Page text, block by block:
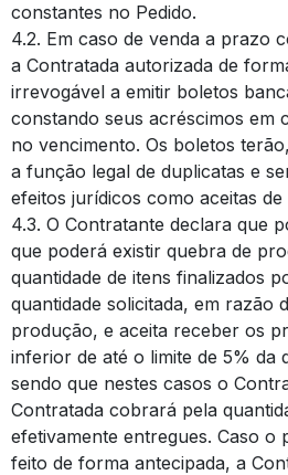
constantes no Pedido.
4.2. Em caso de venda a prazo
a Contratada autorizada de
irrevogável a emitir boletos
constando seus acréscimos em
no vencimento. Os boletos
a função legal de duplicatas e
efeitos jurídicos como aceitas
4.3. O Contratante declara que
que poderá existir quebra de
quantidade de itens finalizados
quantidade solicitada, em razão
produção, e aceita receber os
inferior de até o limite de 5% da
sendo que nestes casos o
Contratada cobrará pela
efetivamente entregues. Caso o
feito de forma antecipada, a